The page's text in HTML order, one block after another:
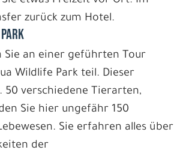
zurück zum Hotel.
Sie an einer geführten Tour
Wildlife Park teil. Dieser
50 verschiedene Tierarten,
Sie hier ungefähr 150
Sie erfahren alles über
der